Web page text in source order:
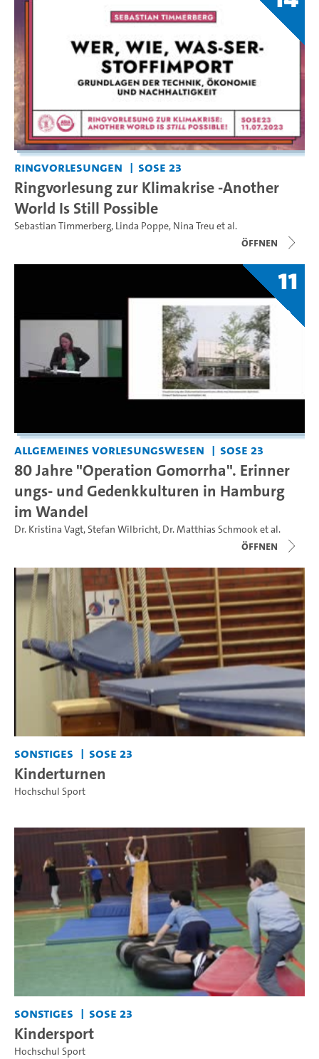
Ringvorlesungen SoSe 23
Ringvorlesung zur Klimakrise -Another
World Is Still Possible
Sebastian Timmerberg, Linda Poppe, Nina Treu et al.
Öffnen
11
Allgemeines Vorlesungswesen SoSe 23
80 Jahre "Operation Gomorrha". Erinner
ungs- und Gedenkkulturen in Hamburg
im Wandel
Dr. Kristina Vagt,Stefan Wilbricht, Dr. Matthias Schmooket al.
Öffnen
Sonstiges SoSe 23
Kinderturnen
Hochschul Sport
Sonstiges SoSe 23
Kindersport
Hochschul Sport